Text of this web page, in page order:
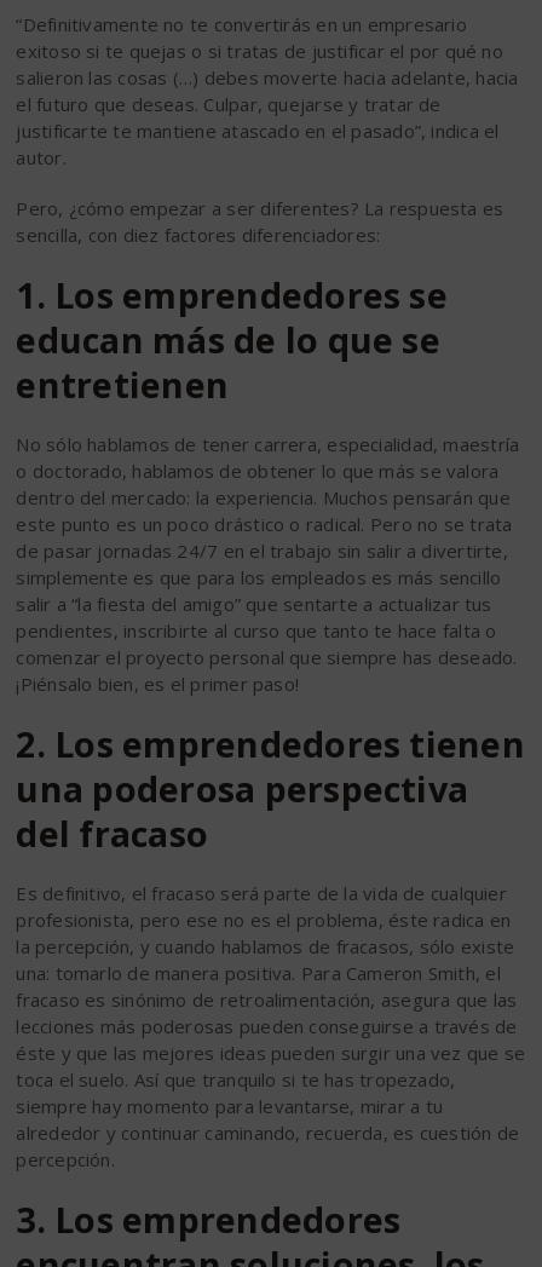
“Definitivamente no te convertirás en un empresario
exitoso si te quejas o si tratas de justificar el por qué no
salieron las cosas (…) debes moverte hacia adelante, hacia
el futuro que deseas. Culpar, quejarse y tratar de
justificarte te mantiene atascado en el pasado”, indica el
autor.
Pero, ¿cómo empezar a ser diferentes? La respuesta es
sencilla, con diez factores diferenciadores:
1. Los emprendedores se
educan más de lo que se
entretienen
No sólo hablamos de tener carrera, especialidad, maestría
o doctorado, hablamos de obtener lo que más se valora
dentro del mercado: la experiencia. Muchos pensarán que
este punto es un poco drástico o radical. Pero no se trata
de pasar jornadas 24/7 en el trabajo sin salir a divertirte,
simplemente es que para los empleados es más sencillo
salir a “la fiesta del amigo” que sentarte a actualizar tus
pendientes, inscribirte al curso que tanto te hace falta o
comenzar el proyecto personal que siempre has deseado.
¡Piénsalo bien, es el primer paso!
2. Los emprendedores tienen
una poderosa perspectiva
del fracaso
Es definitivo, el fracaso será parte de la vida de cualquier
profesionista, pero ese no es el problema, éste radica en
la percepción, y cuando hablamos de fracasos, sólo existe
una: tomarlo de manera positiva. Para Cameron Smith, el
fracaso es sinónimo de retroalimentación, asegura que las
lecciones más poderosas pueden conseguirse a través de
éste y que las mejores ideas pueden surgir una vez que se
toca el suelo. Así que tranquilo si te has tropezado,
siempre hay momento para levantarse, mirar a tu
alrededor y continuar caminando, recuerda, es cuestión de
percepción.
3. Los emprendedores